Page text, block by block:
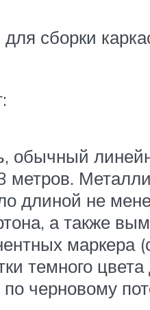
сборки
обычный
длиной не
а также
маркера
темного
черновому